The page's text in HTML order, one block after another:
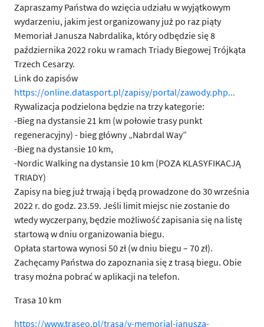
Zapraszamy Państwa do wzięcia udziału w wyjątkowym
wydarzeniu, jakim jest organizowany już po raz piąty
Memoriał Janusza Nabrdalika, który odbędzie się 8
października 2022 roku w ramach Triady Biegowej Trójkąta
Trzech Cesarzy.
Link do zapisów
https://online.datasport.pl/zapisy/portal/zawody.php...
Rywalizacja podzielona będzie na trzy kategorie:
-Bieg na dystansie 21 km (w połowie trasy punkt
regeneracyjny) - bieg główny „Nabrdal Way”
-Bieg na dystansie 10 km,
-Nordic Walking na dystansie 10 km (POZA KLASYFIKACJĄ
TRIADY)
Zapisy na bieg już trwają i będą prowadzone do 30 września
2022 r. do godz. 23.59. Jeśli limit miejsc nie zostanie do
wtedy wyczerpany, będzie możliwość zapisania się na listę
startową w dniu organizowania biegu.
Opłata startowa wynosi 50 zł (w dniu biegu – 70 zł).
Zachęcamy Państwa do zapoznania się z trasą biegu. Obie
trasy można pobrać w aplikacji na telefon.
Trasa 10 km
https://www.traseo.pl/trasa/v-memorial-janusza-